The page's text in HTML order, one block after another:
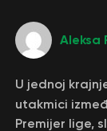
Aleksa
U jednoj
utakmici
Premijer lige,